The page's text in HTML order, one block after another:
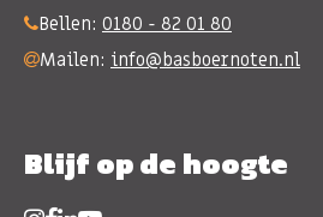
Bellen: 0180 - 82 01 80
Mailen: info@basboernoten.nl
Blijf op de hoogte